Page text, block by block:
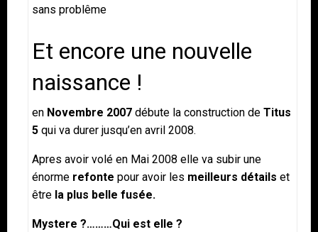
sans problême
Et encore une nouvelle
naissance !
en Novembre 2007 débute la construction de Titus
5 qui va durer jusqu’en avril 2008.
Apres avoir volé en Mai 2008 elle va subir une
énorme refonte pour avoir les meilleurs détails et
être la plus belle fusée.
Mystere ?………Qui est elle ?